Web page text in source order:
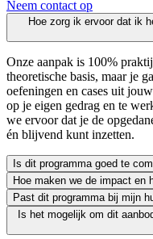
Neem contact op
Hoe zorg ik ervoor dat ik
Onze aanpak is 100%
theoretische basis, maar je
oefeningen en cases uit
op je eigen gedrag en te
we ervoor dat je de
én blijvend kunt inzetten.
Is dit programma goed te
Zeker. We leiden uitsluitend
Hoe maken we de impact
Leren moet leiden tot
Past dit programma bij mijn
We vinden het essentieel
Is het mogelijk om dit